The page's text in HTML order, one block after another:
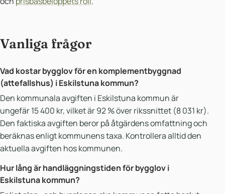
Vanliga frågor
Vad kostar bygglov för en komplementbyggnad
(attefallshus) i Eskilstuna kommun?
Den kommunala avgiften i Eskilstuna kommun är
ungefär 15 400 kr, vilket är 92 % över rikssnittet (8 031 kr).
Den faktiska avgiften beror på åtgärdens omfattning och
beräknas enligt kommunens taxa. Kontrollera alltid den
aktuella avgiften hos kommunen.
Hur lång är handläggningstiden för bygglov i
Eskilstuna kommun?